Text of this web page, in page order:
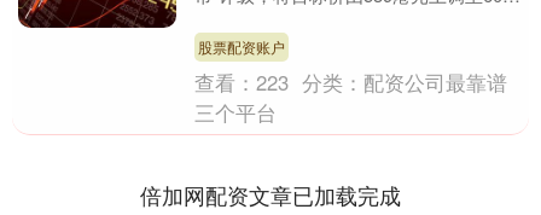
销售....
股票配资账户
查看：223 分类： 配资公司最靠谱
三个平台
倍加网配资文章已加载完成